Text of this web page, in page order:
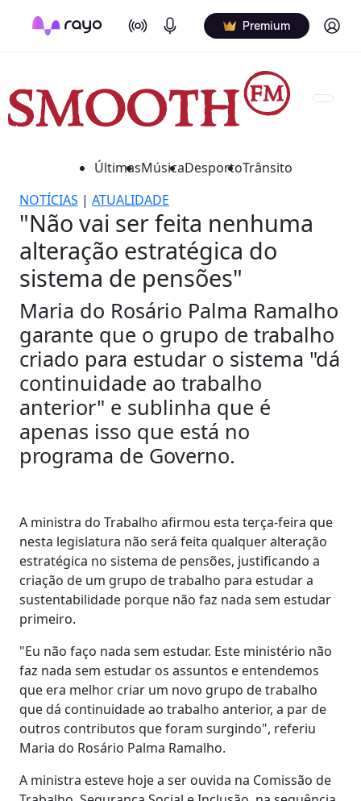
On Air Podcasts Premium Log in
ÚltimasMúsicaDesportoTrânsito
NOTÍCIAS | ATUALIDADE
"Não vai ser feita nenhuma
alteração estratégica do
sistema de pensões"
Maria do Rosário Palma Ramalho
garante que o grupo de trabalho
criado para estudar o sistema "dá
continuidade ao trabalho
anterior" e sublinha que é
apenas isso que está no
programa de Governo.
A ministra do Trabalho afirmou esta terça-feira que
nesta legislatura não será feita qualquer alteração
estratégica no sistema de pensões, justificando a
criação de um grupo de trabalho para estudar a
sustentabilidade porque não faz nada sem estudar
primeiro.
"Eu não faço nada sem estudar. Este ministério não
faz nada sem estudar os assuntos e entendemos
que era melhor criar um novo grupo de trabalho
que dá continuidade ao trabalho anterior, a par de
outros contributos que foram surgindo", referiu
Maria do Rosário Palma Ramalho.
A ministra esteve hoje a ser ouvida na Comissão de